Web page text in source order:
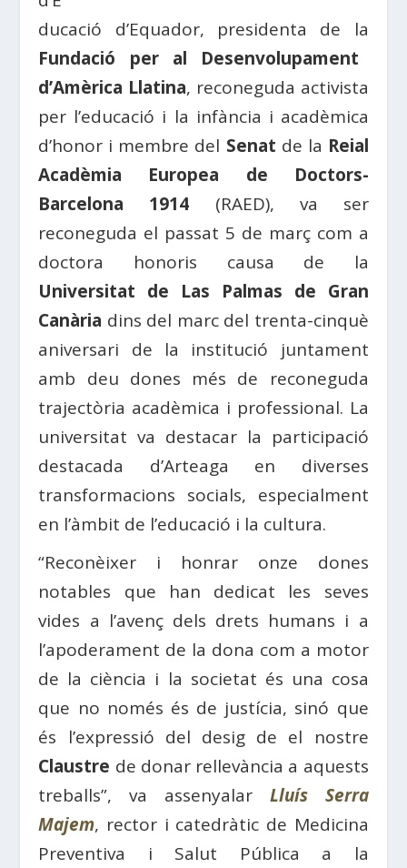
ducació d’Equador, presidenta de la
Fundació per al Desenvolupament
d’Amèrica Llatina, reconeguda activista
per l’educació i la infància i acadèmica
d’honor i membre del Senat de la Reial
Acadèmia Europea de Doctors-
Barcelona 1914 (RAED), va ser
reconeguda el passat 5 de març com a
doctora honoris causa de la
Universitat de Las Palmas de Gran
Canària dins del marc del trenta-cinquè
aniversari de la institució juntament
amb deu dones més de reconeguda
trajectòria acadèmica i professional. La
universitat va destacar la participació
destacada d’Arteaga en diverses
transformacions socials, especialment
en l’àmbit de l’educació i la cultura.
“Reconèixer i honrar onze dones
notables que han dedicat les seves
vides a l’avenç dels drets humans i a
l’apoderament de la dona com a motor
de la ciència i la societat és una cosa
que no només és de justícia, sinó que
és l’expressió del desig de el nostre
Claustre de donar rellevància a aquests
treballs”, va assenyalar Lluís Serra
Majem, rector i catedràtic de Medicina
Preventiva i Salut Pública a la